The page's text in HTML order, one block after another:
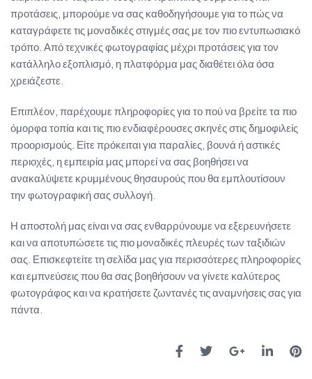
προτάσεις, μπορούμε να σας καθοδηγήσουμε για το πώς να
καταγράφετε τις μοναδικές στιγμές σας με τον πιο εντυπωσιακό
τρόπο. Από τεχνικές φωτογραφίας μέχρι προτάσεις για τον
κατάλληλο εξοπλισμό, η πλατφόρμα μας διαθέτει όλα όσα
χρειάζεστε.
Επιπλέον, παρέχουμε πληροφορίες για το πού να βρείτε τα πιο
όμορφα τοπία και τις πιο ενδιαφέρουσες σκηνές στις δημοφιλείς
προορισμούς. Είτε πρόκειται για παραλίες, βουνά ή αστικές
περιοχές, η εμπειρία μας μπορεί να σας βοηθήσει να
ανακαλύψετε κρυμμένους θησαυρούς που θα εμπλουτίσουν
την φωτογραφική σας συλλογή.
Η αποστολή μας είναι να σας ενθαρρύνουμε να εξερευνήσετε
και να αποτυπώσετε τις πιο μοναδικές πλευρές των ταξιδιών
σας. Επισκεφτείτε τη σελίδα μας για περισσότερες πληροφορίες
και εμπνεύσεις που θα σας βοηθήσουν να γίνετε καλύτερος
φωτογράφος και να κρατήσετε ζωντανές τις αναμνήσεις σας για
πάντα.